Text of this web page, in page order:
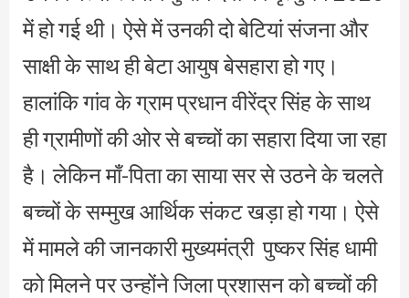
में हो गई थी। ऐसे में उनकी दो बेटियां संजना और
साक्षी के साथ ही बेटा आयुष बेसहारा हो गए।
हालांकि गांव के ग्राम प्रधान वीरेंद्र सिंह के साथ
ही ग्रामीणों की ओर से बच्चों का सहारा दिया जा रहा
है। लेकिन माँ-पिता का साया सर से उठने के चलते
बच्चों के सम्मुख आर्थिक संकट खड़ा हो गया। ऐसे
में मामले की जानकारी मुख्यमंत्री पुष्कर सिंह धामी
को मिलने पर उन्होंने जिला प्रशासन को बच्चों की